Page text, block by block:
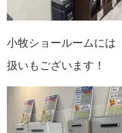
小牧ショールームには
扱いもございます！